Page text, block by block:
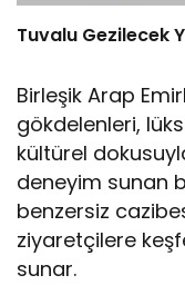
Tuvalu Gezilecek
Birleşik Arap
gökdelenleri,
kültürel
deneyim sunan
benzersiz
ziyaretçilere
sunar.